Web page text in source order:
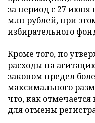
за период с 27 июня
млн рублей, при
избирательного
Кроме того, по
расходы на
законом предел
максимального
что, как отмечается
для отмены